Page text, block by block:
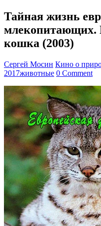
Тайная жизнь
млекопитающих.
кошка (2003)
Сергей Мосин Кино о
2017животные 0 Comment